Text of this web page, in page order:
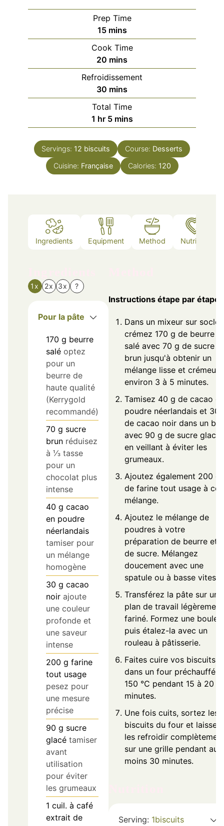
Prep Time
15minutes
mins
Cook Time
20 minutes
mins
Refroidissement
30 minutes
mins
Total Time
1 hour
hr 5minutes
mins
Servings: 12 biscuits Course: Desserts
Cuisine: Française Calories: 120
Ingredients Equipment Method Nutrition
1x 2x 3x ?
Pour la pâte
170 g beurre
salé optez
pour un
beurre de
haute qualité
(Kerrygold
recommandé)
70 g sucre
brun réduisez
à ⅓ tasse
pour un
chocolat plus
intense
40 g cacao
en poudre
néerlandais
tamiser pour
un mélange
homogène
30 g cacao
noir ajoute
une couleur
profonde et
une saveur
intense
200 g farine
tout usage
pesez pour
une mesure
précise
90 g sucre
glacé tamiser
avant
utilisation
pour éviter
les grumeaux
1 cuil. à café
extrait de
Instructions étape par étape
Dans un mixeur sur socle,
crémez 170 g de beurre
salé avec 70 g de sucre
brun jusqu'à obtenir un
mélange lisse et crémeux,
environ 3 à 5 minutes.
Tamisez 40 g de cacao en
poudre néerlandais et 30
de cacao noir dans un bol
avec 90 g de sucre glacé,
en veillant à éviter les
grumeaux.
Ajoutez également 200 g
de farine tout usage à ce
mélange.
Ajoutez le mélange de
poudres à votre
préparation de beurre et
de sucre. Mélangez
doucement avec une
spatule ou à basse
Transférez la pâte sur un
plan de travail légèrement
fariné. Formez une boule
puis étalez-la avec un
rouleau à pâtisserie.
Faites cuire vos biscuits
dans un four préchauffé à
150 °C pendant 15 à 20
minutes.
Une fois cuits, sortez les
biscuits du four et
les refroidir
sur une grille pendant au
moins 30 minutes.
Serving: 1biscuits